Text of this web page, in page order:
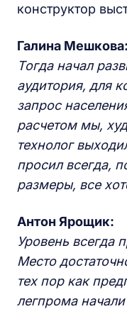
конструктор
Галина Мешкова:
Тогда начал
аудитория, для
запрос
расчетом мы,
технолог
просил всегда,
размеры, все
Антон Ярощик:
Уровень всегда
Место
тех пор как
легпрома